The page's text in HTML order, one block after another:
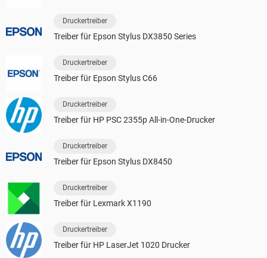
Druckertreiber
Treiber für Epson Stylus DX3850 Series
Druckertreiber
Treiber für Epson Stylus C66
Druckertreiber
Treiber für HP PSC 2355p All-in-One-Drucker
Druckertreiber
Treiber für Epson Stylus DX8450
Druckertreiber
Treiber für Lexmark X1190
Druckertreiber
Treiber für HP LaserJet 1020 Drucker